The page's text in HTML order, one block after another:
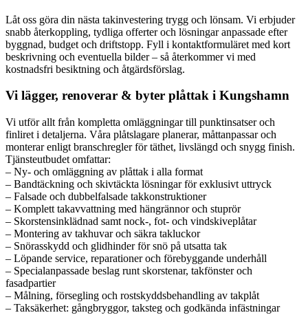
Låt oss göra din nästa takinvestering trygg och lönsam. Vi erbjuder
snabb återkoppling, tydliga offerter och lösningar anpassade efter
byggnad, budget och driftstopp. Fyll i kontaktformuläret med kort
beskrivning och eventuella bilder – så återkommer vi med
kostnadsfri besiktning och åtgärdsförslag.
Vi lägger, renoverar & byter plåttak i Kungshamn
Vi utför allt från kompletta omläggningar till punktinsatser och
finliret i detaljerna. Våra plåtslagare planerar, måttanpassar och
monterar enligt branschregler för täthet, livslängd och snygg finish.
Tjänsteutbudet omfattar:
– Ny- och omläggning av plåttak i alla format
– Bandtäckning och skivtäckta lösningar för exklusivt uttryck
– Falsade och dubbelfalsade takkonstruktioner
– Komplett takavvattning med hängrännor och stuprör
– Skorstensinklädnad samt nock-, fot- och vindskiveplåtar
– Montering av takhuvar och säkra takluckor
– Snörasskydd och glidhinder för snö på utsatta tak
– Löpande service, reparationer och förebyggande underhåll
– Specialanpassade beslag runt skorstenar, takfönster och
fasadpartier
– Målning, försegling och rostskyddsbehandling av takplåt
– Taksäkerhet: gångbryggor, taksteg och godkända infästningar